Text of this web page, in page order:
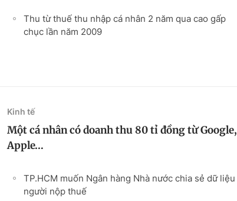
Thu từ thuế thu nhập cá nhân 2 năm qua cao gấp
chục lần năm 2009
Kinh tế
Một cá nhân có doanh thu 80 tỉ đồng từ Google,
Apple…
TP.HCM muốn Ngân hàng Nhà nước chia sẻ dữ liệu
người nộp thuế